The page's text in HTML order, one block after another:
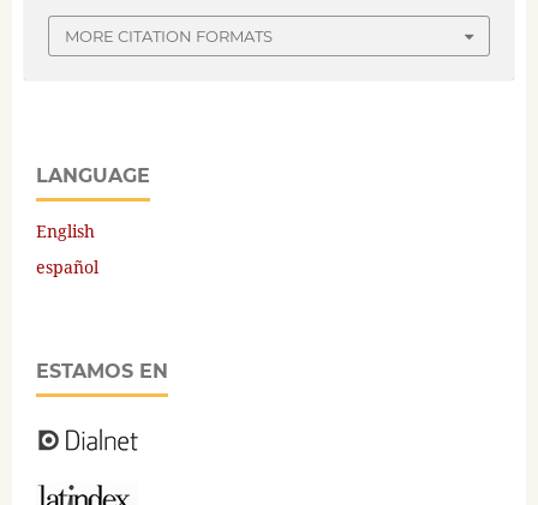
MORE CITATION FORMATS
LANGUAGE
English
español
ESTAMOS EN